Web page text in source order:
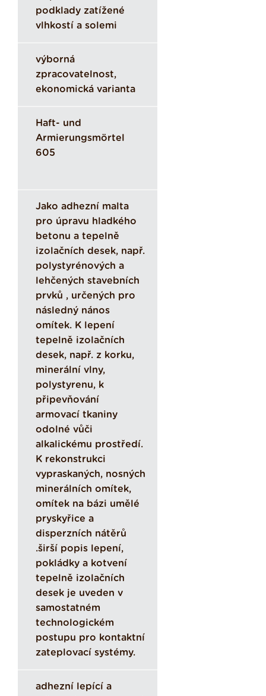
podklady zatížené
vlhkostí a solemi
výborná
zpracovatelnost,
ekonomická varianta
Haft- und
Armierungsmörtel
605
Jako adhezní malta
pro úpravu hladkého
betonu a tepelně
izolačních desek, např.
polystyrénových a
lehčených stavebních
prvků , určených pro
následný nános
omítek. K lepení
tepelně izolačních
desek, např. z korku,
minerální vlny,
polystyrenu, k
připevňování
armovací tkaniny
odolné vůči
alkalickému prostředí.
K rekonstrukci
vypraskaných, nosných
minerálních omítek,
omítek na bázi umělé
pryskyřice a
disperzních nátěrů
.širší popis lepení,
pokládky a kotvení
tepelně izolačních
desek je uveden v
samostatném
technologickém
postupu pro kontaktní
zateplovací systémy.
adhezní lepící a